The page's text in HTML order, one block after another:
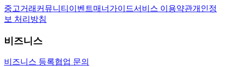
중고거래 커뮤니티 이벤트매너가이드서비스 이용약관개인정
보 처리방침
비즈니스
비즈니스 등록협업 문의